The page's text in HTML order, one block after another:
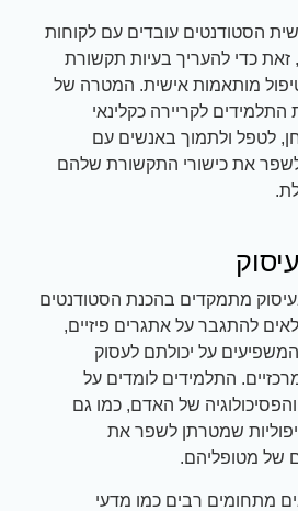
הסטודנטים עובדים עם לקוחות
זאת כדי להעריך בעיות תקשורת
טיפול מותאמות אישית. המטרה של
התלמידים לקריירה כקלינאי
לטפל ולתמוך באנשים עם
את כישורי התקשורת שלהם
מתמקדים בהכנת הסטודנטים
להתגבר על אתגרים פיזיים,
המשפיעים על יכולתם לעסוק
התלמידים לומדים על
והפסיכולוגיה של האדם, כמו גם
שמטרתן לשפר את
של מטופליהם.
מתחומים רבים כמו מדעי